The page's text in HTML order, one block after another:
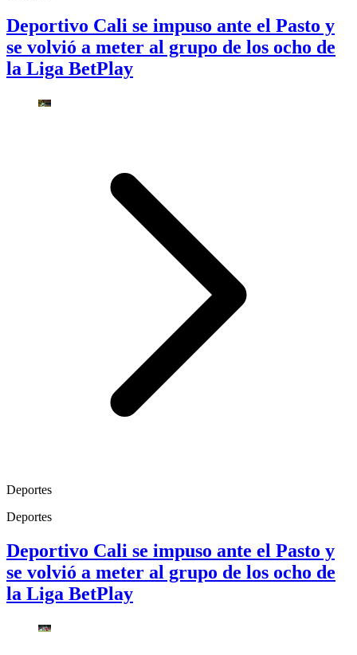
Deportivo Cali se impuso ante el Pasto y
se volvió a meter al grupo de los ocho de
la Liga BetPlay
Deportes
Deportes
Deportivo Cali se impuso ante el Pasto y
se volvió a meter al grupo de los ocho de
la Liga BetPlay